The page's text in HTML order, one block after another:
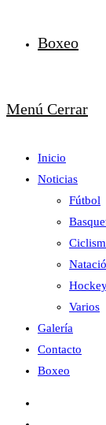
Boxeo
Menú Cerrar
Inicio
Noticias
Fútbol
Varios
Galería
Contacto
Boxeo